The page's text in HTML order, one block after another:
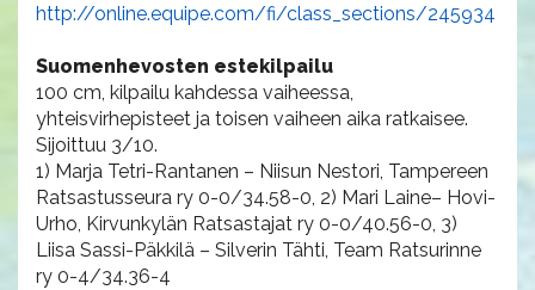
http://online.equipe.com/fi/class_sections/245934
Suomenhevosten estekilpailu
100 cm, kilpailu kahdessa vaiheessa,
yhteisvirhepisteet ja toisen vaiheen aika ratkaisee.
Sijoittuu 3/10.
1) Marja Tetri-Rantanen – Niisun Nestori, Tampereen
Ratsastusseura ry 0-0/34.58-0, 2) Mari Laine– Hovi-
Urho, Kirvunkylän Ratsastajat ry 0-0/40.56-0, 3)
Liisa Sassi-Päkkilä – Silverin Tähti, Team Ratsurinne
ry 0-4/34.36-4